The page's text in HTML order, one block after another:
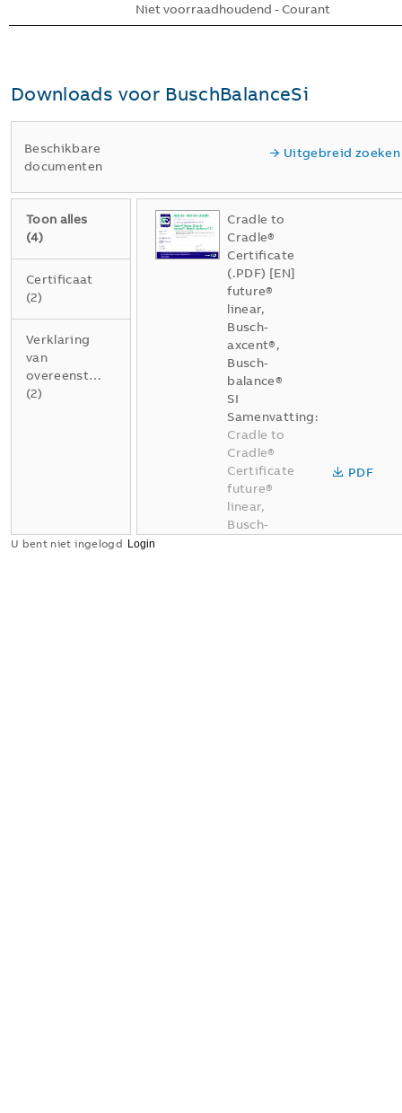
Niet voorraadhoudend - Courant
Downloads voor BuschBalanceSi
Beschikbare
documenten
Uitgebreid zoeken
Toon alles
(4)
Certificaat
(2)
Verklaring
van
overeenstemming
(2)
Cradle to
Cradle®
Certificate
(.PDF) [EN]
future®
linear,
Busch-
axcent®,
Busch-
balance®
SI
Samenvatting:
Cradle to
Cradle®
Certificate
future®
linear,
Busch-
PDF
U bent niet ingelogd